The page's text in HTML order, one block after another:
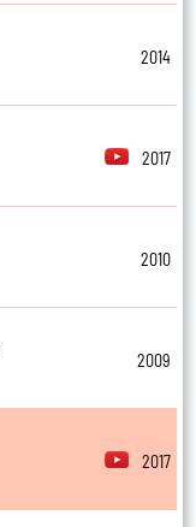
2014
2017
2010
2009
2017